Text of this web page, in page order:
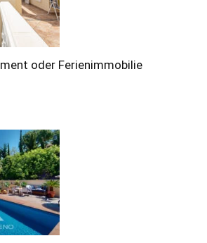
oder Ferienimmobilie